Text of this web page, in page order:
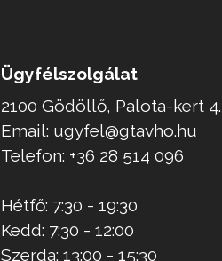
Ügyfélszolgálat
2100 Gödöllő, Palota-kert 4.
Email: ugyfel@gtavho.hu
Telefon: +36 28 514 096
Hétfő: 7:30 - 19:30
Kedd: 7:30 - 12:00
Szerda: 13:00 - 15:30